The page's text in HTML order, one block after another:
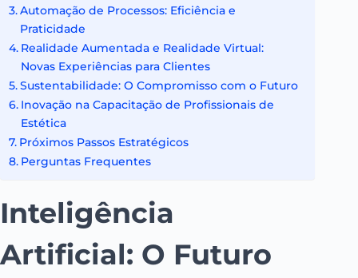
Automação de Processos: Eficiência e
Praticidade
Realidade Aumentada e Realidade Virtual:
Novas Experiências para Clientes
Sustentabilidade: O Compromisso com o Futuro
Inovação na Capacitação de Profissionais de
Estética
Próximos Passos Estratégicos
Perguntas Frequentes
Inteligência
Artificial: O Futuro